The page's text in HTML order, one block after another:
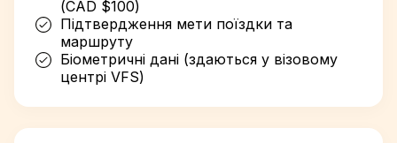
(CAD $100)
Підтвердження мети поїздки та
маршруту
Біометричні дані (здаються у візовому
центрі VFS)